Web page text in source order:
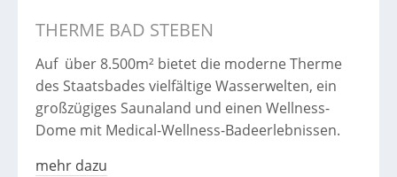
THERME BAD STEBEN
Auf über 8.500m² bietet die moderne Therme
des Staatsbades vielfältige Wasserwelten, ein
großzügiges Saunaland und einen Wellness-
Dome mit Medical-Wellness-Badeerlebnissen.
mehr dazu